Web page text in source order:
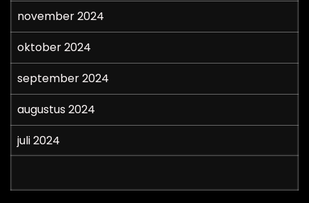
november 2024
oktober 2024
september 2024
augustus 2024
juli 2024